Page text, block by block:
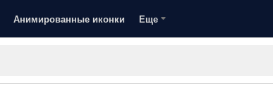
Анимированные иконки Еще